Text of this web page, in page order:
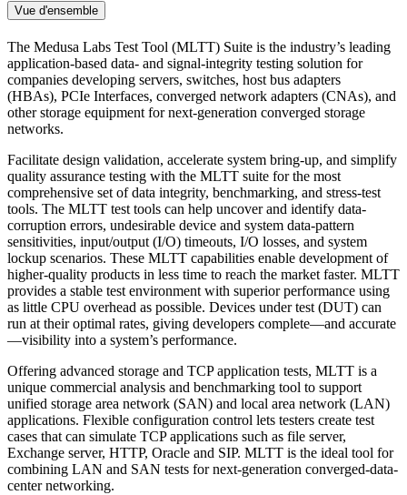
Vue d'ensemble
The Medusa Labs Test Tool (MLTT) Suite is the industry’s leading
application-based data- and signal-integrity testing solution for
companies developing servers, switches, host bus adapters
(HBAs), PCIe Interfaces, converged network adapters (CNAs), and
other storage equipment for next-generation converged storage
networks.
Facilitate design validation, accelerate system bring-up, and simplify
quality assurance testing with the MLTT suite for the most
comprehensive set of data integrity, benchmarking, and stress-test
tools. The MLTT test tools can help uncover and identify data-
corruption errors, undesirable device and system data-pattern
sensitivities, input/output (I/O) timeouts, I/O losses, and system
lockup scenarios. These MLTT capabilities enable development of
higher-quality products in less time to reach the market faster. MLTT
provides a stable test environment with superior performance using
as little CPU overhead as possible. Devices under test (DUT) can
run at their optimal rates, giving developers complete—and accurate
—visibility into a system’s performance.
Offering advanced storage and TCP application tests, MLTT is a
unique commercial analysis and benchmarking tool to support
unified storage area network (SAN) and local area network (LAN)
applications. Flexible configuration control lets testers create test
cases that can simulate TCP applications such as file server,
Exchange server, HTTP, Oracle and SIP. MLTT is the ideal tool for
combining LAN and SAN tests for next-generation converged-data-
center networking.